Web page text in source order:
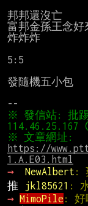
邦邦還沒亡
富邦金孫王念好
炸炸炸
5:5
發隨機五小包
※ 發信站: 批
https://
1.A.E03.html
→
NewAlbert :
推
jkl85621 :
→ MimoPile